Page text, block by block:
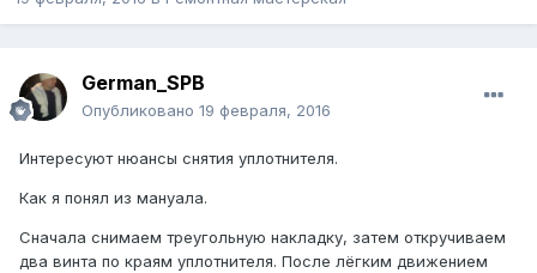
German_SPB
Опубликовано 19 февраля, 2016
Интересуют нюансы снятия уплотнителя.
Как я понял из мануала.
Сначала снимаем треугольную накладку, затем откручиваем
два винта по краям уплотнителя. После лёгким движением